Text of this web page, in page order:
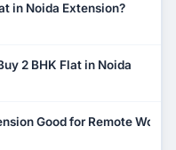
in Noida Extension?
2 BHK Flat in Noida
Good for Remote Work?